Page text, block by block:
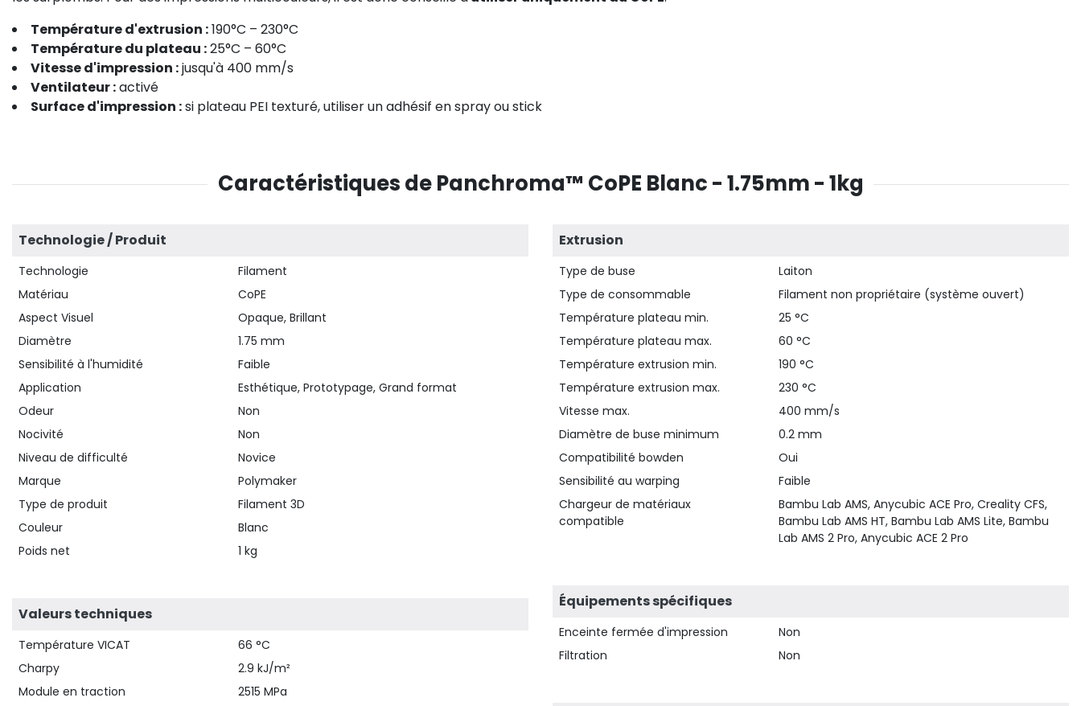
Température d'extrusion :190°C – 230°C
Température du plateau :25°C – 60°C
Vitesse d'impression :jusqu'à 400 mm/s
Ventilateur :activé
Surface d'impression :si plateau PEI texturé, utiliser un adhésif en spray ou stick
Caractéristiques de Panchroma™ CoPE Blanc - 1.75mm - 1kg
Technologie / Produit
Technologie
Filament
Matériau
CoPE
Aspect Visuel
Opaque, Brillant
Diamètre
1.75 mm
Sensibilité à l'humidité
Faible
Application
Esthétique, Prototypage, Grand format
Odeur
Non
Nocivité
Non
Niveau de difficulté
Novice
Marque
Polymaker
Type de produit
Filament 3D
Couleur
Blanc
Poids net
1 kg
Valeurs techniques
Température VICAT
66 °C
Charpy
2.9 kJ/m²
Module en traction
2515 MPa
Extrusion
Type de buse
Laiton
Type de consommable
Filament non propriétaire (système ouvert)
Température plateau min.
25 °C
Température plateau max.
60 °C
Température extrusion min.
190 °C
Température extrusion max.
230 °C
Vitesse max.
400 mm/s
Diamètre de buse minimum
0.2 mm
Compatibilité bowden
Oui
Sensibilité au warping
Faible
Chargeur de matériaux
compatible
Bambu Lab AMS, Anycubic ACE Pro, Creality CFS,
Bambu Lab AMS HT, Bambu Lab AMS Lite, Bambu
Lab AMS 2 Pro, Anycubic ACE 2 Pro
Équipements spécifiques
Enceinte fermée d'impression
Non
Filtration
Non